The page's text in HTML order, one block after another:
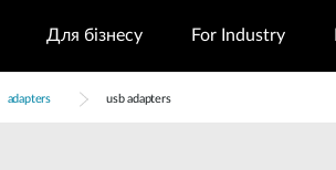
Для бізнесу For Industry
adapters usb adapters